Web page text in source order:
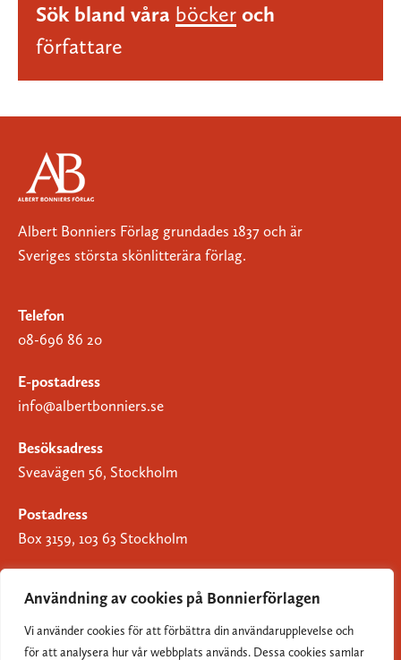
Användning av cookies på Bonnierförlagen
Vi använder cookies för att förbättra din användarupplevelse och
för att analysera hur vår webbplats används. Dessa cookies samlar
Sök bland våra böcker och
författare
Albert Bonniers Förlag grundades 1837 och är
Sveriges största skönlitterära förlag.
Telefon
08-696 86 20
E-postadress
info@albertbonniers.se
Besöksadress
Sveavägen 56, Stockholm
Postadress
Box 3159, 103 63 Stockholm
Om Bonnierförlagen